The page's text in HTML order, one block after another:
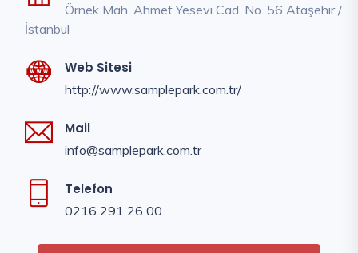
Örnek Mah. Ahmet Yesevi Cad. No. 56 Ataşehir /
İstanbul
Web Sitesi
http://www.samplepark.com.tr/
Mail
info@samplepark.com.tr
Telefon
0216 291 26 00